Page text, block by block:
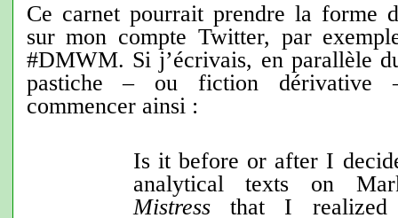
Ce carnet pourrait prendre la forme
sur mon compte Twitter, par
#DMWM. Si j’écrivais, en parallèle
pastiche – ou fiction dérivative
commencer ainsi :
Is it before or after I
analytical texts on
Mistressthat I realized